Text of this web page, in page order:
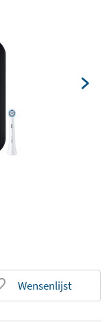
Wensenlijst